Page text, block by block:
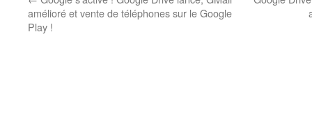
amélioré et vente de téléphones sur le Google
Play !